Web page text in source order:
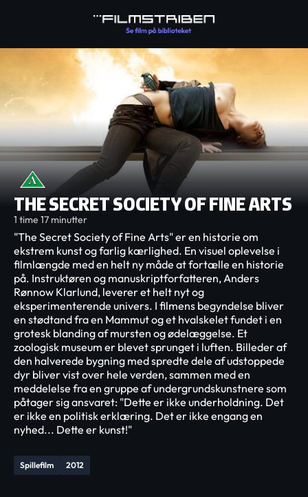
THE SECRET SOCIETY OF FINE ARTS
1 time 17 minutter
Spillefilm 2012
"The Secret Society of Fine Arts" er en historie om
ekstrem kunst og farlig kærlighed. En visuel oplevelse i
filmlængde med en helt ny måde at fortælle en historie
på. Instruktøren og manuskriptforfatteren, Anders
Rønnow Klarlund, leverer et helt nyt og
eksperimenterende univers. I filmens begyndelse bliver
en stødtand fra en Mammut og et hvalskelet fundet i en
grotesk blanding af mursten og ødelæggelse. Et
zoologisk museum er blevet sprunget i luften. Billeder af
den halverede bygning med spredte dele af udstoppede
dyr bliver vist over hele verden, sammen med en
meddelelse fra en gruppe af undergrundskunstnere som
påtager sig ansvaret: "Dette er ikke underholdning. Det
er ikke en politisk erklæring. Det er ikke engang en
nyhed... Dette er kunst!"